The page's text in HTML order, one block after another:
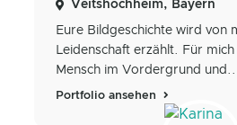
Veitshöchheim, Bayern
Eure Bildgeschichte wird von
Leidenschaft erzählt. Für
Mensch im Vordergrund und...
Portfolio ansehen